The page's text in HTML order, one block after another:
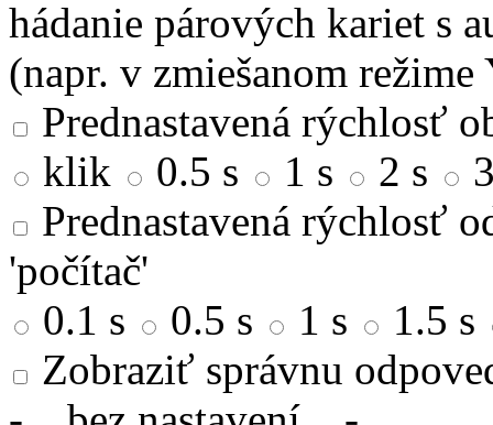
hádanie párových kariet s
(napr. v zmiešanom režime
Prednastavená rýchlosť
klik
0.5 s 1 s 2 s
Prednastavená rýchlosť
'počítač'
0.1 s
0.5 s 1 s
1.5 s
Zobraziť správnu